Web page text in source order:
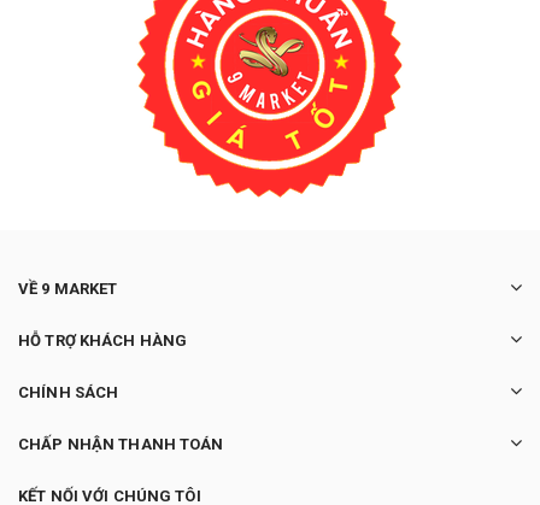
VỀ 9 MARKET
HỖ TRỢ KHÁCH HÀNG
CHÍNH SÁCH
CHẤP NHẬN THANH TOÁN
KẾT NỐI VỚI CHÚNG TÔI